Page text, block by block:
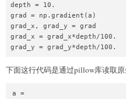
depth = 10.
grad = np.gradient(a)
grad_x, grad_y = grad
grad_x = grad_x*depth/100.
下面这行代码是通过pillow库读取原
a =